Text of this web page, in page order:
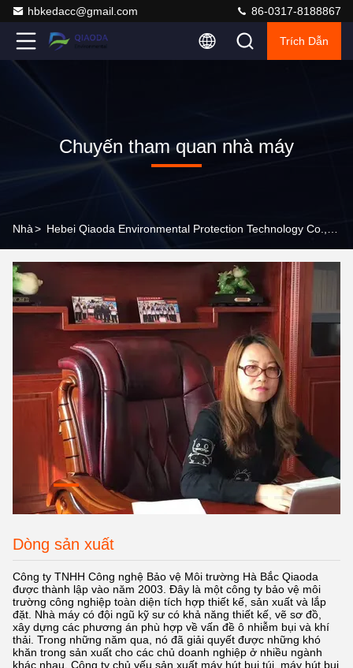
hbkedacc@gmail.com 86-0317-8188867
Trích Dẫn
Chuyến tham quan nhà máy
Nhà>
Dòng sản xuất
Công ty TNHH Công nghệ Bảo vệ Môi trường Hà Bắc Qiaoda
được thành lập vào năm 2003. Đây là một công ty bảo vệ môi
trường công nghiệp toàn diện tích hợp thiết kế, sản xuất và lắp
đặt. Nhà máy có đội ngũ kỹ sư có khả năng thiết kế, vẽ sơ đồ,
xây dựng các phương án phù hợp về vấn đề ô nhiễm bụi và khí
thải. Trong những năm qua, nó đã giải quyết được những khó
khăn trong sản xuất cho các chủ doanh nghiệp ở nhiều ngành
khác nhau. Công ty chủ yếu sản xuất máy hút bụi túi, máy hút bụi